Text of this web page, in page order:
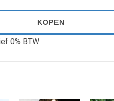
KOPEN
0% BTW